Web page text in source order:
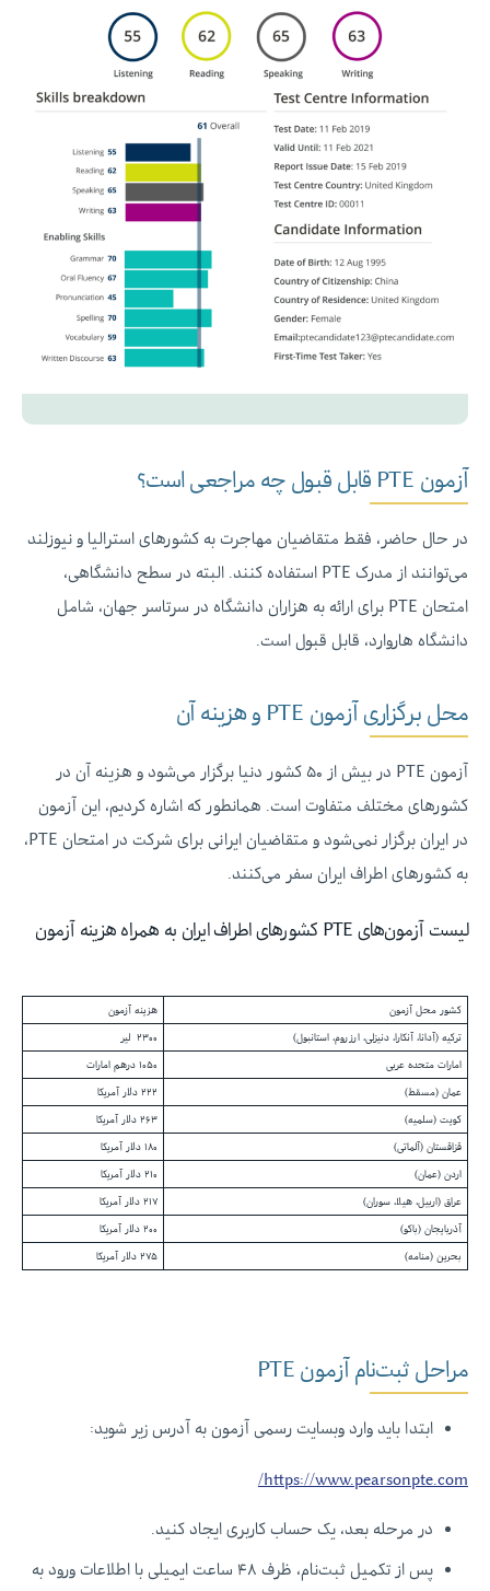
آزمون PTE قابل قبول چه مراجعی است؟
در حال حاضر، فقط متقاضیان مهاجرت به کشورهای استرالیا و نیوزلند
می‌توانند از مدرک PTE استفاده کنند. البته در سطح دانشگاهی،
امتحان PTE برای ارائه به هزاران دانشگاه در سرتاسر جهان، شامل
دانشگاه هاروارد، قابل قبول است.
محل برگزاری آزمون PTE و هزینه آن
آزمون PTE در بیش از ۵۰ کشور دنیا برگزار می‌شود و هزینه آن در
کشورهای مختلف متفاوت است. همانطور که اشاره کردیم، این آزمون
در ایران برگزار نمی‌شود و متقاضیان ایرانی برای شرکت در امتحان PTE،
به کشورهای اطراف ایران سفر می‌کنند.
لیست آزمون‌های PTE کشورهای اطراف ایران به همراه هزینه آزمون
کشور محل آزمون هزینه آزمون
ترکیه (آدانا، آنکارا، دنیزلی، ارزروم، استانبول) ۲۳۰۰ لیر
امارات متحده عربی ۱۰۵۰ درهم امارات
عمان (مسقط) ۲۲۲ دلار آمریکا
کویت (سلمیه) ۲۶۳ دلار آمریکا
قزاقستان (آلماتی) ۱۸۰ دلار آمریکا
اردن (عمان) ۲۱۰ دلار آمریکا
عراق (اربیل، هیلا، سوران) ۲۱۷ دلار آمریکا
آذربایجان (باکو) ۲۰۰ دلار آمریکا
بحرین (منامه) ۲۷۵ دلار آمریکا
مراحل ثبت‌نام آزمون PTE
ابتدا باید وارد وبسایت رسمی آزمون به آدرس زیر شوید:
https://www.pearsonpte.com/
در مرحله بعد، یک حساب کاربری ایجاد کنید.
پس از تکمیل ثبت‌نام، ظرف ۴۸ ساعت ایمیلی با اطلاعات ورود به